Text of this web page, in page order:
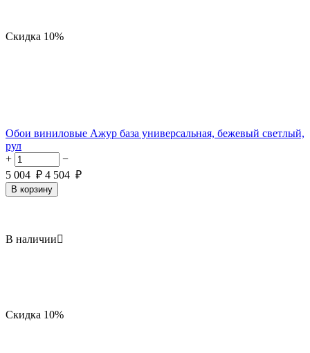
Скидка 10%
Обои виниловые Ажур база универсальная, бежевый светлый,
рул
+
−
5 004 ₽ 4 504 ₽
В корзину
В наличии
Скидка 10%